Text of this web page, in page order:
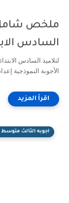
ملخص شامل
السادس
لتلاميذ السادس
الأجوبة النموذجية
اجوبه الثالث متوسط الوزاريه